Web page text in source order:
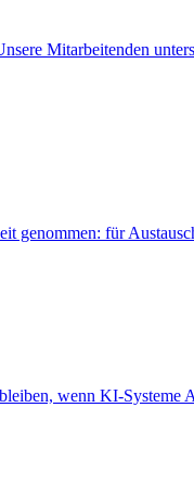
Mitarbeitenden
für
wenn KI-